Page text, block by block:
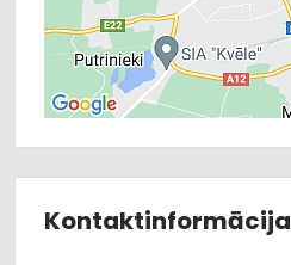
Kontaktinformācija